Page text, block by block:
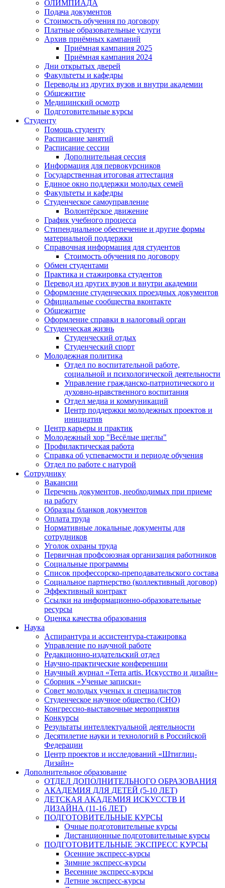
ОЛИМПИАДА
Подача документов
Стоимость обучения по договору
Платные образовательные услуги
Архив приёмных кампаний
Приёмная кампания 2025
Приёмная кампания 2024
Дни открытых дверей
Факультеты и кафедры
Переводы из других вузов и внутри академии
Общежитие
Медицинский осмотр
Подготовительные курсы
Студенту
Помощь студенту
Расписание занятий
Расписание сессии
Дополнительная сессия
Информация для первокурсников
Государственная итоговая аттестация
Единое окно поддержки молодых семей
Факультеты и кафедры
Студенческое самоуправление
Волонтёрское движение
График учебного процесса
Стипендиальное обеспечение и другие формы
материальной поддержки
Справочная информация для студентов
Cтоимость обучения по договору
Обмен студентами
Практика и стажировка студентов
Перевод из других вузов и внутри академии
Оформление студенческих проездных документов
Официальные сообщества вконтакте
Общежитие
Оформление справки в налоговый орган
Студенческая жизнь
Студенческий отдых
Студенческий спорт
Молодежная политика
Отдел по воспитательной работе,
социальной и психологической деятельности
Управление гражданско-патриотического и
духовно-нравственного воспитания
Отдел медиа и коммуникаций
Центр поддержки молодежных проектов и
инициатив
Центр карьеры и практик
Молодежный хор "Весёлые щеглы"
Профилактическая работа
Справка об успеваемости и периоде обучения
Отдел по работе с натурой
Сотруднику
Вакансии
Перечень документов, необходимых при приеме
на работу
Образцы бланков документов
Оплата труда
Нормативные локальные документы для
сотрудников
Уголок охраны труда
Первичная профсоюзная организация работников
Социальные программы
Список профессорско-преподавательского состава
Социальное партнерство (коллективный договор)
Эффективный контракт
Ссылки на информационно-образовательные
ресурсы
Оценка качества образования
Наука
Аспирантура и ассистентура-стажировка
Управление по научной работе
Редакционно-издательский отдел
Научно-практические конференции
Научный журнал «Terra artis. Искусство и дизайн»
Сборник «Ученые записки»
Совет молодых ученых и специалистов
Студенческое научное общество (СНО)
Конгрессно-выставочные мероприятия
Конкурсы
Результаты интеллектуальной деятельности
Десятилетие науки и технологий в Российской
Федерации
Центр проектов и исследований «Штиглиц-
Дизайн»
Дополнительное образование
ОТДЕЛ ДОПОЛНИТЕЛЬНОГО ОБРАЗОВАНИЯ
АКАДЕМИЯ ДЛЯ ДЕТЕЙ (5-10 ЛЕТ)
ДЕТСКАЯ АКАДЕМИЯ ИСКУССТВ И
ДИЗАЙНА (11-16 ЛЕТ)
ПОДГОТОВИТЕЛЬНЫЕ КУРСЫ
Очные подготовительные курсы
Дистанционные подготовительные курсы
ПОДГОТОВИТЕЛЬНЫЕ ЭКСПРЕСС КУРСЫ
Осенние экспресс-курсы
Зимние экспресс-курсы
Весенние экспресс-курсы
Летние экспресс-курсы